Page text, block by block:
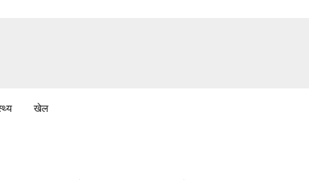
खेल